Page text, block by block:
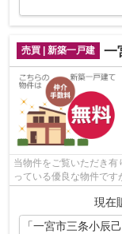
売買 | 新築一戸建 一宮
当物件をご覧いただき
っている優良な物件ですが、完
辰己でのマイホーム購入
現在
「一宮市三条小辰